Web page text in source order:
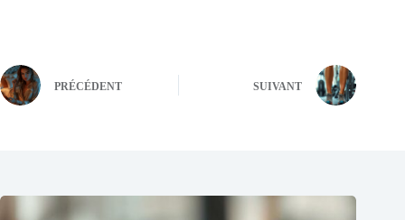
PRÉCÉDENT SUIVANT